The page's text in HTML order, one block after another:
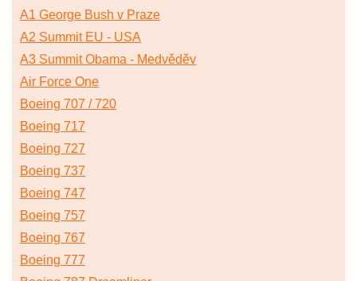
A1 George Bush v Praze
A2 Summit EU - USA
A3 Summit Obama - Medvěděv
Air Force One
Boeing 707 / 720
Boeing 717
Boeing 727
Boeing 737
Boeing 747
Boeing 757
Boeing 767
Boeing 777